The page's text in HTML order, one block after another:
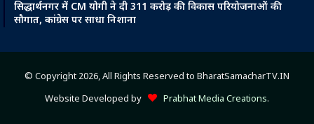
सिद्धार्थनगर में CM योगी ने दी 311 करोड़ की विकास परियोजनाओं की
सौगात, कांग्रेस पर साधा निशाना
© Copyright 2026, All Rights Reserved to BharatSamacharTV.IN
Website Developed by
Prabhat Media Creations.